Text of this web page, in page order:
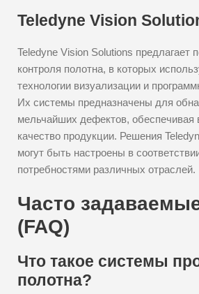
Teledyne Vision
Teledyne Vision Solutions предлагает
контроля полотна, в которых
технологии визуализации и
Их системы предназначены для
мельчайших дефектов,
качество продукции. Решения
могут быть настроены в
потребностями различных отраслей.
Часто
(FAQ)
Что такое системы
полотна?